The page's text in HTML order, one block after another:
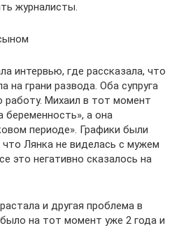
журналисты.
интервью, где рассказала, что
на грани развода. Оба супруга
работу. Михаил в тот момент
беременность», а она
периоде». Графики были
Лянка не виделась с мужем
это негативно сказалось на
и другая проблема в
на тот момент уже 2 года и